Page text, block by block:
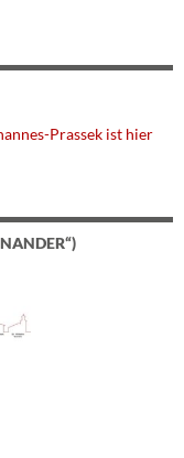
Prassek ist hier